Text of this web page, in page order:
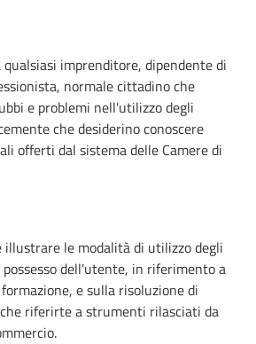
imprenditore, dipendente di
normale cittadino che
e problemi nell'utilizzo degli
che desiderino conoscere
offerti dal sistema delle Camere di
illustrare le modalità di utilizzo degli
dell'utente, in riferimento a
e sulla risoluzione di
riferirte a strumenti rilasciati da